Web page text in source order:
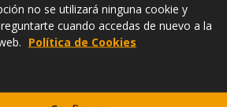
no se utilizará ninguna cookie y
cuando accedas de nuevo a la
Política de Cookies